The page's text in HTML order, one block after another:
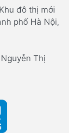
đô thị mới
phố Hà Nội,
Thị